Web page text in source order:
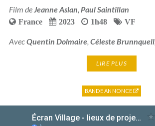
Film de Jeanne Aslan Paul Saintillan
France 2023 1h48 VF
AvecQuentin Dolmaire, Céleste Brunnquell,
LIRE PLUS
BANDE ANNONCE